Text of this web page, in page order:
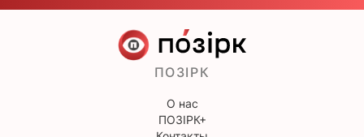
ПОЗІРК
О нас
ПОЗІРК+